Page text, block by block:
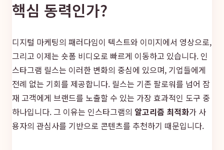
핵심 동력인가?
디지털 마케팅의 패러다임이 텍스트와 이미지에서 영상으로,
그리고 이제는 숏폼 비디오로 빠르게 이동하고 있습니다. 인
스타그램 릴스는 이러한 변화의 중심에 있으며, 기업들에게
전례 없는 기회를 제공합니다. 릴스는 기존 팔로워를 넘어 잠
재 고객에게 브랜드를 노출할 수 있는 가장 효과적인 도구 중
하나입니다. 그 이유는 인스타그램의 알고리즘 최적화가 사
용자의 관심사를 기반으로 콘텐츠를 추천하기 때문입니다.